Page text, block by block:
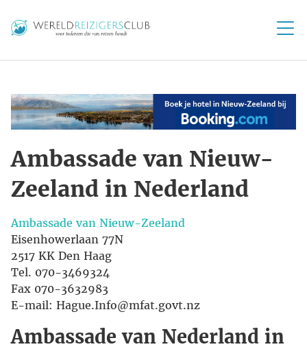
Ambassade van Nieuw-
Zeeland in Nederland
Ambassade van Nieuw-Zeeland
Eisenhowerlaan 77N
2517 KK Den Haag
Tel. 070-3469324
Fax 070-3632983
E-mail: Hague.Info@mfat.govt.nz
Ambassade van Nederland in